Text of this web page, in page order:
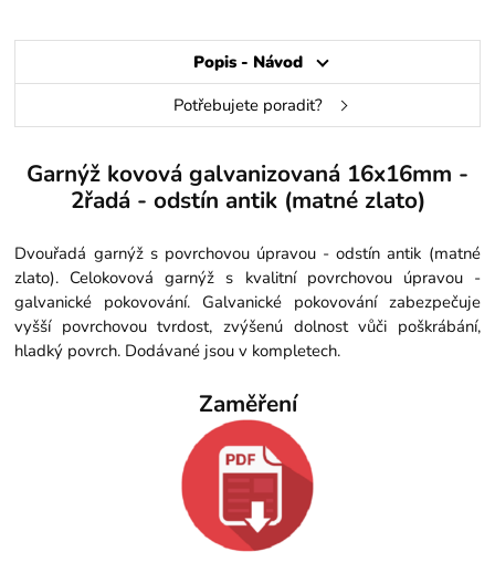
Popis - Návod
Potřebujete poradit?
Garnýž kovová galvanizovaná 16x16mm -
2řadá - odstín antik (matné zlato)
Dvouřadá garnýž s povrchovou úpravou - odstín antik (matné
zlato). Celokovová garnýž s kvalitní povrchovou úpravou -
galvanické pokovování. Galvanické pokovování zabezpečuje
vyšší povrchovou tvrdost, zvýšenú dolnost vůči poškrábání,
hladký povrch. Dodávané jsou v kompletech.
Zaměření